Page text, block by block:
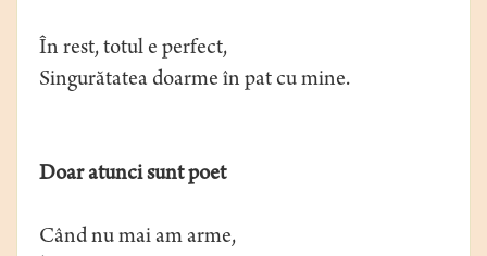
În rest, totul e perfect,
Singurătatea doarme în pat cu mine.
Doar atunci sunt poet
Când nu mai am arme,